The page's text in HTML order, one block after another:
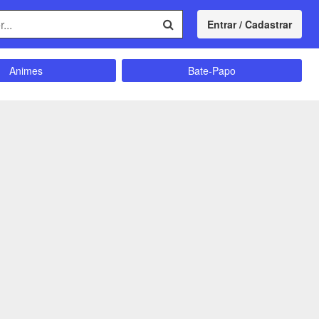
Entrar / Cadastrar
Animes
Bate-Papo